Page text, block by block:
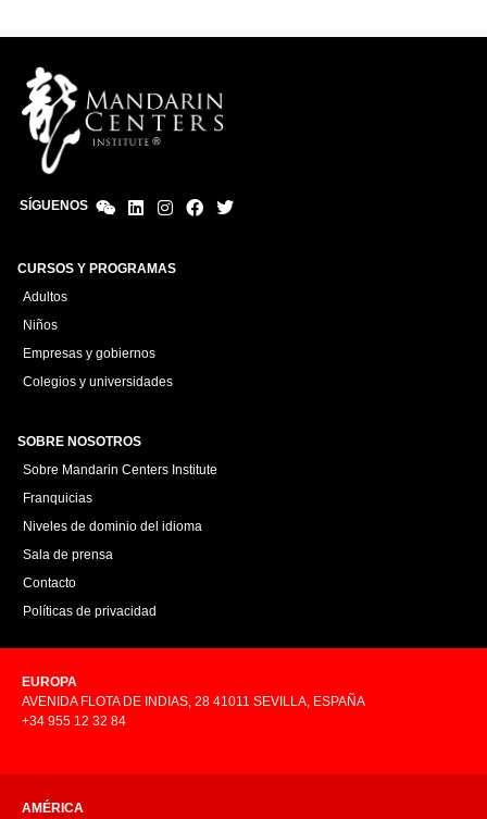
SÍGUENOS
CURSOS Y PROGRAMAS
Adultos
Niños
Empresas y gobiernos
Colegios y universidades
SOBRE NOSOTROS
Sobre Mandarin Centers Institute
Franquicias
Niveles de dominio del idioma
Sala de prensa
Contacto
Políticas de privacidad
EUROPA
AVENIDA FLOTA DE INDIAS, 28 41011 SEVILLA, ESPAÑA
+34 955 12 32 84
AMÉRICA